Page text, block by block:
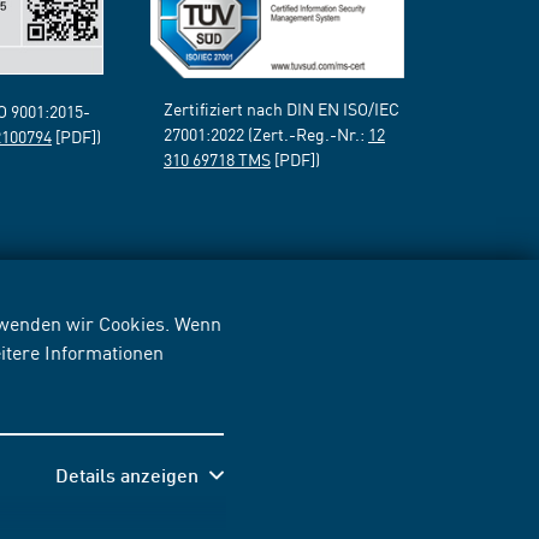
wir Cookies. Wenn
Informationen
Details anzeigen
9001:2015-
[PDF])
Zertifiziert nach DIN EN ISO/IEC
27001:2022 (Zert.-Reg.-Nr.: 12
310 69718 TMS [PDF])